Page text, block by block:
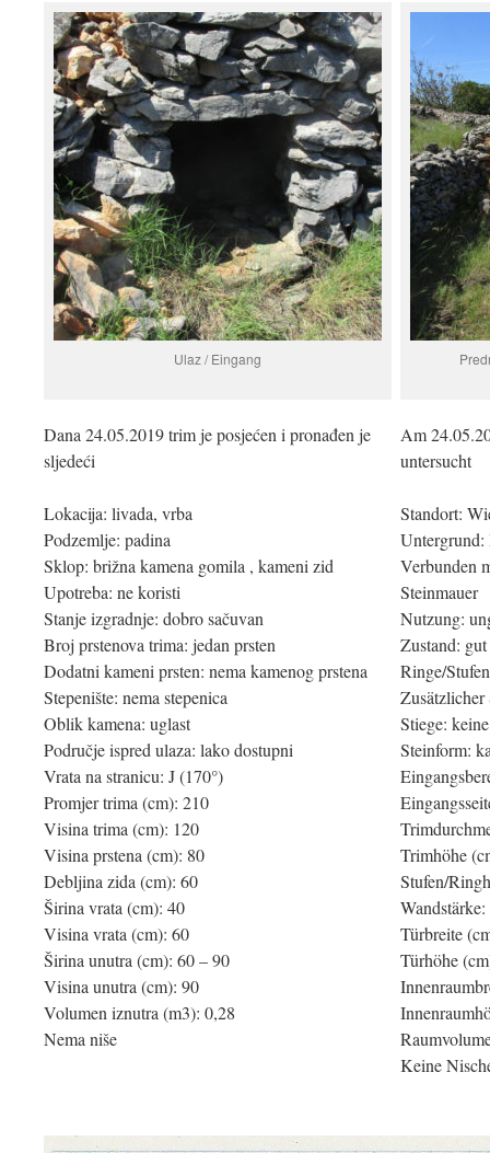
Ulaz / Eingang
Dana 24.05.2019 trim je posjećen i pronađen je
sljedeći
Lokacija: livada, vrba
Podzemlje: padina
Sklop: brižna kamena gomila , kameni zid
Upotreba: ne koristi
Stanje izgradnje: dobro sačuvan
Broj prstenova trima: jedan prsten
Dodatni kameni prsten: nema kamenog prstena
Stepenište: nema stepenica
Oblik kamena: uglast
Područje ispred ulaza: lako dostupni
Vrata na stranicu: J (170°)
Promjer trima (cm): 210
Visina trima (cm): 120
Visina prstena (cm): 80
Debljina zida (cm): 60
Širina vrata (cm): 40
Visina vrata (cm): 60
Širina unutra (cm): 60 – 90
Visina unutra (cm): 90
Volumen iznutra (m3): 0,28
Nema niše
Am
untersucht
Standort:
Untergrund:
Verbunden
Steinmauer
Nutzung:
Zustand:
Ringe/
Stiege:
Steinform:
Trimhöhe
Stufen/
Türbreite
Türhöhe
Keine